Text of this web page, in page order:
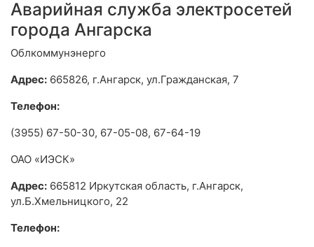
Аварийная служба электросетей
города Ангарска
Облкоммунэнерго
Адрес: 665826, г.Ангарск, ул.Гражданская, 7
Телефон:
(3955) 67-50-30, 67-05-08, 67-64-19
ОАО «ИЭСК»
Адрес: 665812 Иркутская область, г.Ангарск,
ул.Б.Хмельницкого, 22
Телефон: